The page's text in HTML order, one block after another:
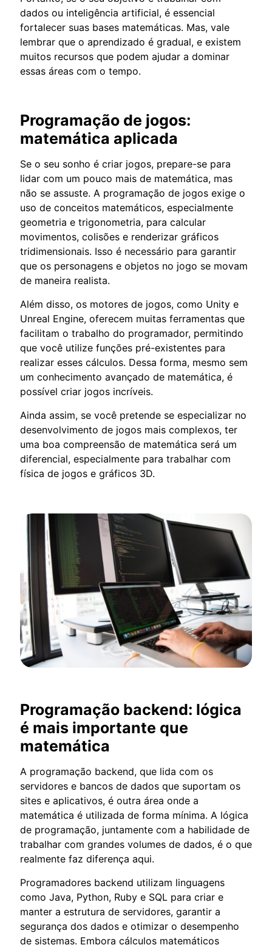
dados ou inteligência artificial, é essencial
fortalecer suas bases matemáticas. Mas, vale
lembrar que o aprendizado é gradual, e existem
muitos recursos que podem ajudar a dominar
essas áreas com o tempo.
Programação de jogos:
matemática aplicada
Se o seu sonho é criar jogos, prepare-se para
lidar com um pouco mais de matemática, mas
não se assuste. A programação de jogos exige o
uso de conceitos matemáticos, especialmente
geometria e trigonometria, para calcular
movimentos, colisões e renderizar gráficos
tridimensionais. Isso é necessário para garantir
que os personagens e objetos no jogo se movam
de maneira realista.
Além disso, os motores de jogos, como Unity e
Unreal Engine, oferecem muitas ferramentas que
facilitam o trabalho do programador, permitindo
que você utilize funções pré-existentes para
realizar esses cálculos. Dessa forma, mesmo sem
um conhecimento avançado de matemática, é
possível criar jogos incríveis.
Ainda assim, se você pretende se especializar no
desenvolvimento de jogos mais complexos, ter
uma boa compreensão de matemática será um
diferencial, especialmente para trabalhar com
física de jogos e gráficos 3D.
Programação backend: lógica
é mais importante que
matemática
A programação backend, que lida com os
servidores e bancos de dados que suportam os
sites e aplicativos, é outra área onde a
matemática é utilizada de forma mínima. A lógica
de programação, juntamente com a habilidade de
trabalhar com grandes volumes de dados, é o que
realmente faz diferença aqui.
Programadores backend utilizam linguagens
como Java, Python, Ruby e SQL para criar e
manter a estrutura de servidores, garantir a
segurança dos dados e otimizar o desempenho
de sistemas. Embora cálculos matemáticos